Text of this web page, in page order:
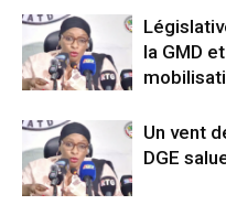
la GMD
Un vent
DGE